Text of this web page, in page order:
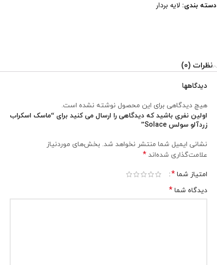
دسته بندی: لایه بردار
نظرات (0)
دیدگاهها
هیچ دیدگاهی برای این محصول نوشته نشده است.
اولین نفری باشید که دیدگاهی را ارسال می کنید برای “ماسک اسکراب
زردآلو سولس Solace”
نشانی ایمیل شما منتشر نخواهد شد. بخش‌های موردنیاز
علامت‌گذاری شده‌اند *
امتیاز شما *
دیدگاه شما *